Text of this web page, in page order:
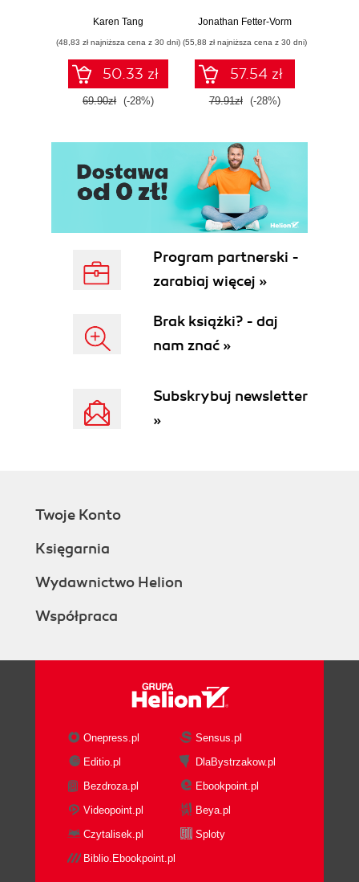
zdrowiu
(ale nigdy Ci nie
powiedziano)
Karen Tang
(48,83 zł najniższa cena z 30 dni)
50.33 zł
69.90zł (-28%)
Jonathan Fetter-Vorm
(55,88 zł najniższa cena z 30 dni)
57.54 zł
79.91zł (-28%)
Program partnerski -
zarabiaj więcej »
Brak książki? - daj
nam znać »
Subskrybuj newsletter
»
Twoje Konto
Księgarnia
Wydawnictwo Helion
Współpraca
Onepress.pl
Sensus.pl
Editio.pl
DlaBystrzakow.pl
Bezdroza.pl
Ebookpoint.pl
Videopoint.pl
Beya.pl
Czytalisek.pl
Sploty
Biblio.Ebookpoint.pl